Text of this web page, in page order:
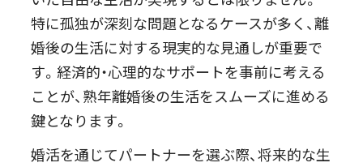
特に孤独が深刻な問題となるケースが多く、離
婚後の生活に対する現実的な見通しが重要で
す。経済的・心理的なサポートを事前に考える
ことが、熟年離婚後の生活をスムーズに進める
鍵となります。
婚活を通じてパートナーを選ぶ際、将来的な生